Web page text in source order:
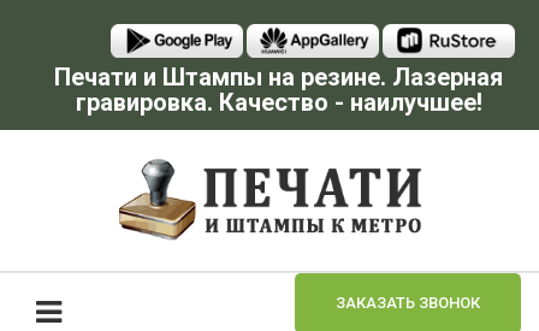
Печати и Штампы на резине. Лазерная
гравировка. Качество - наилучшее!
ЗАКАЗАТЬ ЗВОНОК